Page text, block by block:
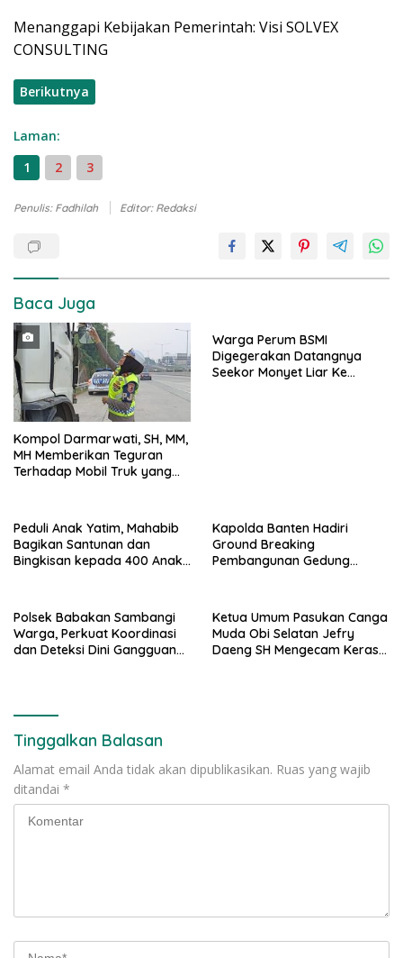
Menanggapi Kebijakan Pemerintah: Visi SOLVEX
CONSULTING
Berikutnya
Laman:
1
2 3
Penulis: Fadhilah Editor: Redaksi
Baca Juga
Kompol Darmarwati, SH, MM,
MH Memberikan Teguran
Terhadap Mobil Truk yang
Warga Perum BSMI
Digegerakan Datangnya
Seekor Monyet Liar Ke
Peduli Anak Yatim, Mahabib
Bagikan Santunan dan
Bingkisan kepada 400 Anak
Kapolda Banten Hadiri
Ground Breaking
Pembangunan Gedung
Polsek Babakan Sambangi
Warga, Perkuat Koordinasi
dan Deteksi Dini Gangguan
Ketua Umum Pasukan Canga
Muda Obi Selatan Jefry
Daeng SH Mengecam Keras
Tinggalkan Balasan
Alamat email Anda tidak akan dipublikasikan. Ruas yang wajib
ditandai *